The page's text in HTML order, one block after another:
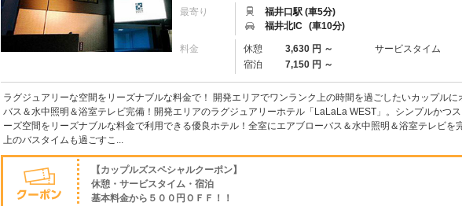
最寄り
福井口駅 (車5分)
福井北IC (車10分)
料金 休憩 3,630 円 ～ サービスタイム
宿泊
7,150 円 ～
ラグジュアリーな空間をリーズナブルな料金で！ 開発エリアでワンランク上の時間を過ごしたいカップルに
バス＆水中照明＆浴室テレビ完備！開発エリアのラグジュアリーホテル「LaLaLa WEST」。シンプルかつ
ーズ空間をリーズナブルな料金で利用できる優良ホテル！全室にエアブローバス＆水中照明＆浴室テレビを
上のバスタイムも過ごすこ...
【カップルズスペシャルクーポン】
休憩・サービスタイム・宿泊
基本料金から５００円ＯＦＦ！！